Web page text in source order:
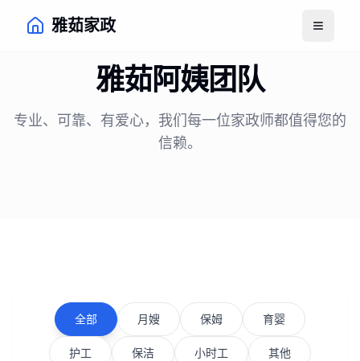
雅茹家政 打开菜
雅茹阿姨团队
专业、可靠、有爱心，我们每一位家政师都值得您的
信赖。
全部 月嫂 保姆 育婴
护工 保洁 小时工 其他